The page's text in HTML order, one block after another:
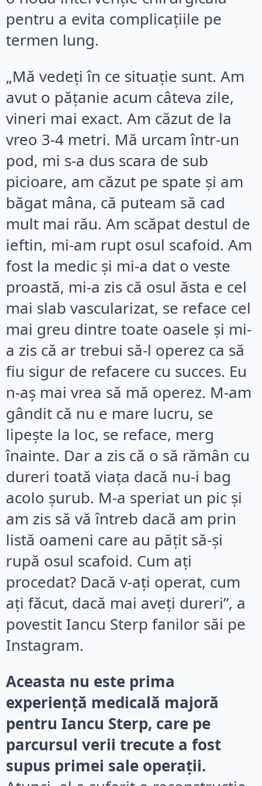
pentru a evita complicațiile pe
termen lung.
„Mă vedeți în ce situație sunt. Am
avut o pățanie acum câteva zile,
vineri mai exact. Am căzut de la
vreo 3-4 metri. Mă urcam într-un
pod, mi s-a dus scara de sub
picioare, am căzut pe spate și am
băgat mâna, că puteam să cad
mult mai rău. Am scăpat destul de
ieftin, mi-am rupt osul scafoid. Am
fost la medic și mi-a dat o veste
proastă, mi-a zis că osul ăsta e cel
mai slab vascularizat, se reface cel
mai greu dintre toate oasele și mi-
a zis că ar trebui să-l operez ca să
fiu sigur de refacere cu succes. Eu
n-aș mai vrea să mă operez. M-am
gândit că nu e mare lucru, se
lipește la loc, se reface, merg
înainte. Dar a zis că o să rămân cu
dureri toată viața dacă nu-i bag
acolo șurub. M-a speriat un pic și
am zis să vă întreb dacă am prin
listă oameni care au pățit să-și
rupă osul scafoid. Cum ați
procedat? Dacă v-ați operat, cum
ați făcut, dacă mai aveți dureri”, a
povestit Iancu Sterp fanilor săi pe
Instagram.
Aceasta nu este prima
experiență medicală majoră
pentru Iancu Sterp, care pe
parcursul verii trecute a fost
supus primei sale operații.